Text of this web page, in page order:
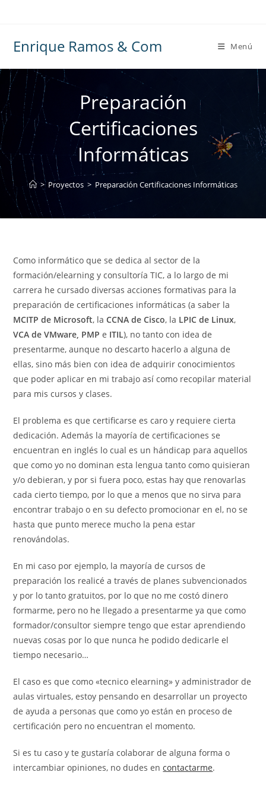
Enrique Ramos & Com Menú
Preparación
Certificaciones
Informáticas
> Proyectos > Preparación Certificaciones Informáticas
Como informático que se dedica al sector de la
formación/elearning y consultoría TIC, a lo largo de mi
carrera he cursado diversas acciones formativas para la
preparación de certificaciones informáticas (a saber la
MCITP de Microsoft, laCCNA de Cisco, la LPIC de Linux,
VCA de VMware, PMP e ITIL), no tanto con idea de
presentarme, aunque no descarto hacerlo a alguna de
ellas, sino más bien con idea de adquirir conocimientos
que poder aplicar en mi trabajo así como recopilar material
para mis cursos y clases.
El problema es que certificarse es caro y requiere cierta
dedicación. Además la mayoría de certificaciones se
encuentran en inglés lo cual es un hándicap para aquellos
que como yo no dominan esta lengua tanto como quisieran
y/o debieran, y por si fuera poco, estas hay que renovarlas
cada cierto tiempo, por lo que a menos que no sirva para
encontrar trabajo o en su defecto promocionar en el, no se
hasta que punto merece mucho la pena estar
renovándolas.
En mi caso por ejemplo, la mayoría de cursos de
preparación los realicé a través de planes subvencionados
y por lo tanto gratuitos, por lo que no me costó dinero
formarme, pero no he llegado a presentarme ya que como
formador/consultor siempre tengo que estar aprendiendo
nuevas cosas por lo que nunca he podido dedicarle el
tiempo necesario…
El caso es que como «tecnico elearning» y administrador de
aulas virtuales, estoy pensando en desarrollar un proyecto
de ayuda a personas que como yo están en proceso de
certificación pero no encuentran el momento.
Si es tu caso y te gustaría colaborar de alguna forma o
intercambiar opiniones, no dudes encontactarme.